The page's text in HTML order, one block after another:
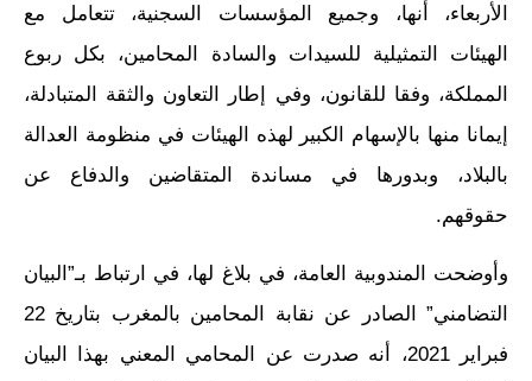
الأربعاء، أنها، وجميع المؤسسات السجنية، تتعامل مع
الهيئات التمثيلية للسيدات والسادة المحامين، بكل ربوع
المملكة، وفقا للقانون، وفي إطار التعاون والثقة المتبادلة،
إيمانا منها بالإسهام الكبير لهذه الهيئات في منظومة العدالة
بالبلاد، وبدورها في مساندة المتقاضين والدفاع عن
حقوقهم.
وأوضحت المندوبية العامة، في بلاغ لها، في ارتباط بـ”البيان
التضامني” الصادر عن نقابة المحامين بالمغرب بتاريخ 22
فبراير 2021، أنه صدرت عن المحامي المعني بهذا البيان